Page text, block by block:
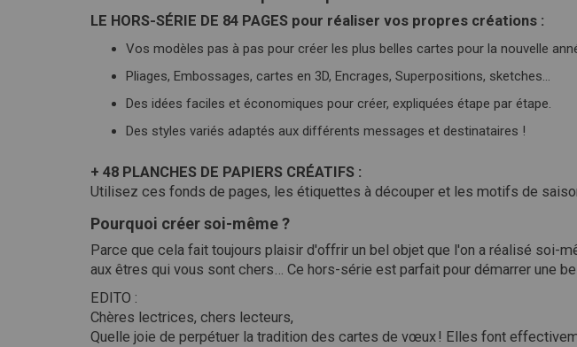
LE HORS-SÉRIE DE 84 PAGES pour réaliser vos propres créations :
Vos modèles pas à pas pour créer les plus belles cartes pour la nouvelle
Pliages, Embossages, cartes en 3D, Encrages, Superpositions, sketches…
Des idées faciles et économiques pour créer, expliquées étape par étape.
Des styles variés adaptés aux différents messages et destinataires !
+ 48 PLANCHES DE PAPIERS CRÉATIFS :
Utilisez ces fonds de pages, les étiquettes à découper et les motifs de
Pourquoi créer soi-même ?
Parce que cela fait toujours plaisir d'offrir un bel objet que l'on a réalisé soi-
aux êtres qui vous sont chers… Ce hors-série est parfait pour démarrer une
EDITO :
Chères lectrices, chers lecteurs,
Quelle joie de perpétuer la tradition des cartes de vœux ! Elles font